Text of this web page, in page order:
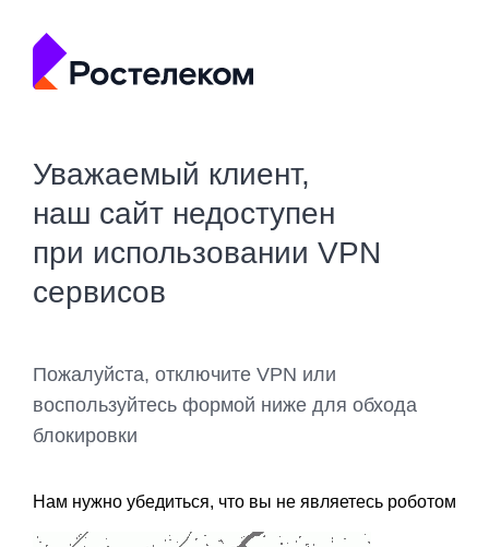
Уважаемый клиент,
наш сайт недоступен
при использовании VPN
сервисов
Пожалуйста, отключите VPN или
воспользуйтесь формой ниже для обхода
блокировки
Нам нужно убедиться, что вы не являетесь роботом